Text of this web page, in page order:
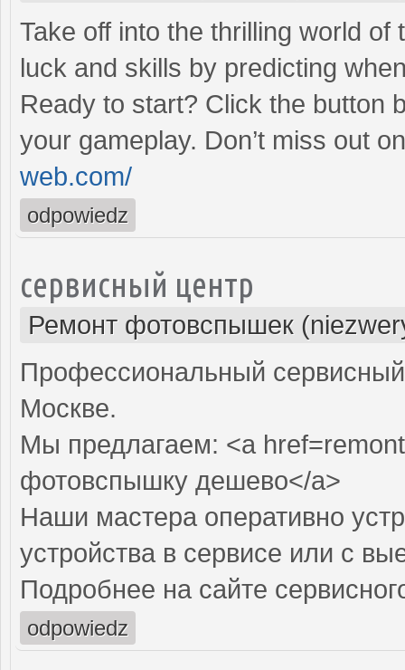
Take off into the thrilling world
luck and skills by predicting
Ready to start? Click the button
your gameplay. Don’t miss out
web.com/
odpowiedz
сервисный центр
Ремонт фотовспышек
Профессиональный
Москве.
Мы предлагаем: <a
фотовспышку дешево</a>
Наши мастера оперативно
устройства в сервисе или с
Подробнее на сайте
odpowiedz